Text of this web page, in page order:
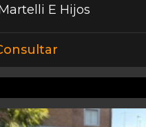
E Hijos